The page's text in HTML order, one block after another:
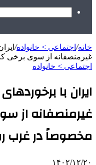
خانه/ اجتماعی > خانواده/
غیرمنصفانه از سوی
اجتماعی > خانواده
ایران با
غیرمنصفانه از
مخصوصاً در غرب
۱۴۰۲/۱۲/۲۰